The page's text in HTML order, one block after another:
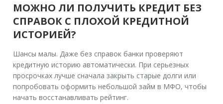
МОЖНО ЛИ ПОЛУЧИТЬ КРЕДИТ БЕЗ
СПРАВОК С ПЛОХОЙ КРЕДИТНОЙ
ИСТОРИЕЙ?
Шансы малы. Даже без справок банки проверяют
кредитную историю автоматически. При серьезных
просрочках лучше сначала закрыть старые долги или
попробовать оформить небольшой займ в МФО, чтобы
начать восстанавливать рейтинг.